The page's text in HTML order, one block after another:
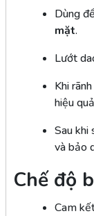
Dùng để
mặt.
Lướt
Khi
hiệu
Sau khi
và bảo
Chế độ
Cam